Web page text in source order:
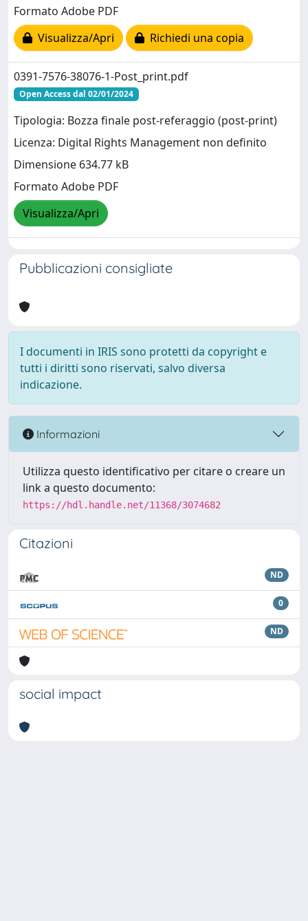
Formato Adobe PDF
Visualizza/Apri
Richiedi una copia
0391-7576-38076-1-Post_print.pdf
Open Access dal 02/01/2024
Tipologia: Bozza finale post-referaggio (post-print)
Licenza: Digital Rights Management non definito
Dimensione 634.77 kB
Formato Adobe PDF
Visualizza/Apri
Pubblicazioni consigliate
I documenti in IRIS sono protetti da copyright e
tutti i diritti sono riservati, salvo diversa
indicazione.
Informazioni
Utilizza questo identificativo per citare o creare un
link a questo documento:
https://hdl.handle.net/11368/3074682
Citazioni
ND
0
ND
social impact